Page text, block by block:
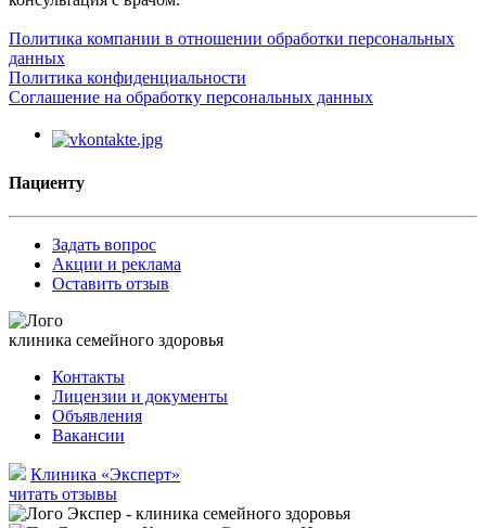
Политика компании в отношении обработки персональных
данных
Политика конфиденциальности
Соглашение на обработку персональных данных
Пациенту
Задать вопрос
Акции и реклама
Оставить отзыв
клиника семейного здоровья
Контакты
Лицензии и документы
Объявления
Вакансии
Клиника «Эксперт»
читать отзывы